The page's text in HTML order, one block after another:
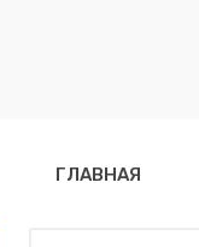
ГЛАВНАЯ